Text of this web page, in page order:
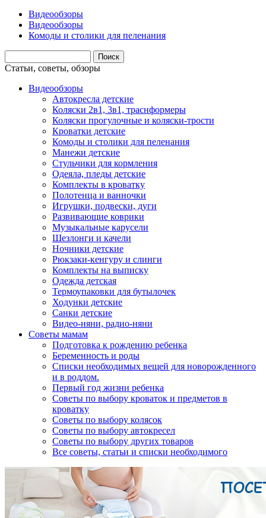
Видеообзоры
Видеообзоры
Комоды и столики для пеленания
Статьи, советы, обзоры
Видеообзоры
Автокресла детские
Коляски 2в1, 3в1, траснформеры
Коляски прогулочные и коляски-трости
Кроватки детские
Комоды и столики для пеленания
Манежи детские
Стульчики для кормления
Одеяла, пледы детские
Комплекты в кроватку
Полотенца и ванночки
Игрушки, подвески, дуги
Развивающие коврики
Музыкальные карусели
Шезлонги и качели
Ночники детские
Рюкзаки-кенгуру и слинги
Комплекты на выписку
Одежда детская
Термоупаковки для бутылочек
Ходунки детские
Санки детские
Видео-няни, радио-няни
Советы мамам
Подготовка к рождению ребенка
Беременность и роды
Списки необходимых вещей для новорожденного
и в роддом.
Первый год жизни ребенка
Советы по выбору кроваток и предметов в
кроватку
Советы по выбору колясок
Советы по выбору автокресел
Советы по выбору других товаров
Все советы, статьи и списки необходимого